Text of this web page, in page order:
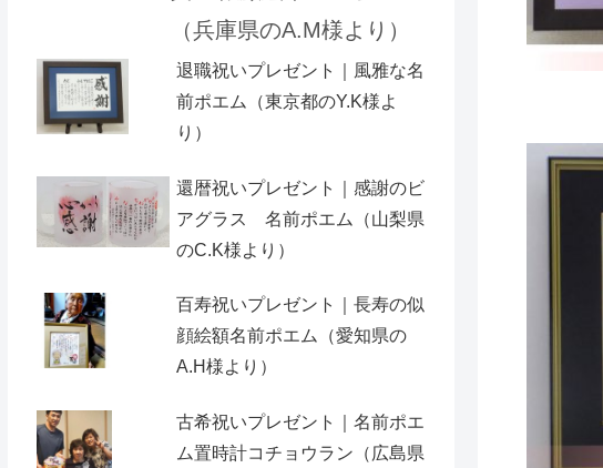
（兵庫県のA.M様より）
退職祝いプレゼント｜風雅な名
前ポエム（東京都のY.K様よ
り）
還暦祝いプレゼント｜感謝のビ
アグラス 名前ポエム（山梨県
のC.K様より）
百寿祝いプレゼント｜長寿の似
顔絵額名前ポエム（愛知県の
A.H様より ）
古希祝いプレゼント｜名前ポエ
ム置時計コチョウラン（広島県